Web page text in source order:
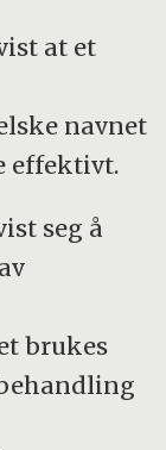
at et
navnet
effektivt.
seg å
brukes